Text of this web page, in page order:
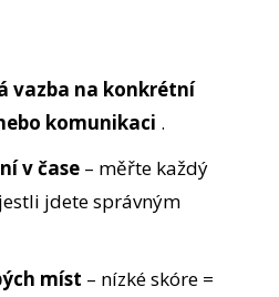
vazba na konkrétní
komunikaci .
v čase – měřte každý
jdete správným
míst – nízké skóre =